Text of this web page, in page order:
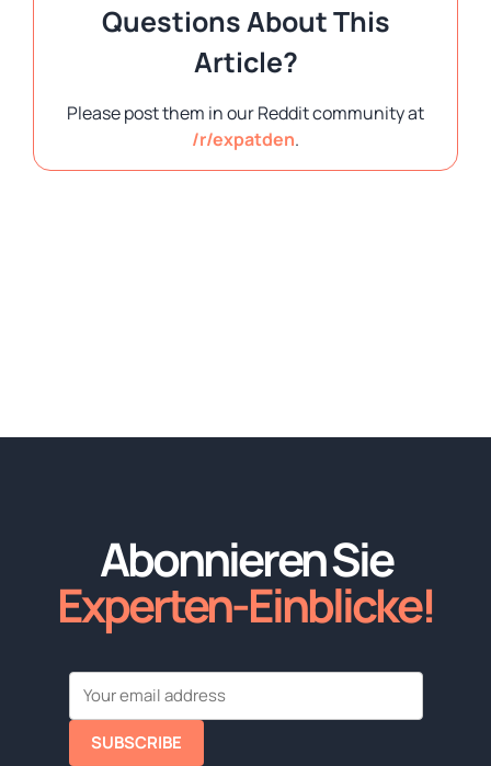
Questions About This
Article?
Please post them in our Reddit community at
/r/expatden.
Abonnieren Sie
Experten-Einblicke!
SUBSCRIBE